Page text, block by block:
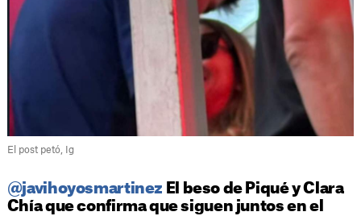
El post petó, Ig
@javihoyosmartinez El beso de Piqué y Clara
Chía que confirma que siguen juntos en el